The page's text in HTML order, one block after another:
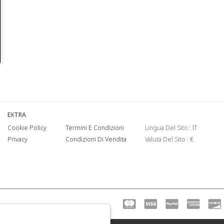
EXTRA
Cookie Policy
Privacy
Termini E Condizioni
Condizioni Di Vendita
Lingua Del Sito : IT
Valuta Del Sito : €